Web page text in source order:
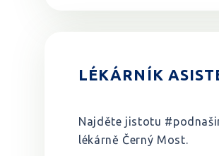
LÉKÁRNÍK
Najděte jistotu
lékárně Černý Most.